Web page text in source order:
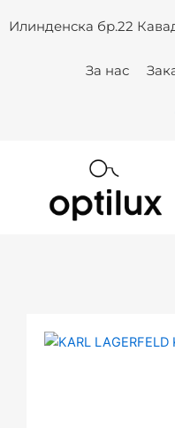
toИлинденска бр.22
За нас